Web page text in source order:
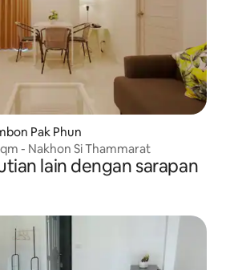
Pak Phun
- Nakhon Si Thammarat
lain dengan sarapan